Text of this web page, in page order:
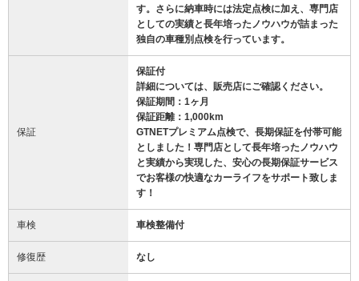
す。さらに納車時には法定点検に加え、専門店
としての実績と長年培ったノウハウが詰まった
独自の車種別点検を行っています。
保証
保証付
詳細については、販売店にご確認ください。
保証期間：1ヶ月
保証距離：1,000km
GTNETプレミアム点検で、長期保証を付帯可能
としました！専門店として長年培ったノウハウ
と実績から実現した、安心の長期保証サービス
でお客様の快適なカーライフをサポート致しま
す！
車検 車検整備付
修復歴 なし